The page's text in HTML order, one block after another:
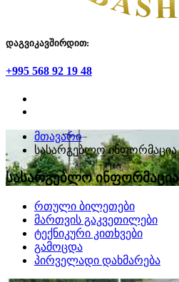
დაგვიკავშირდით:
+995 568 92 19 48
მთავარი
სასარგებლო ინფორმაცია
სასარგებლო ინფორმაცია
რთული ბილეთები
მართვის გაკვეთილები
ტექნიკური კითხვები
გამოცდა
პირველადი დახმარება